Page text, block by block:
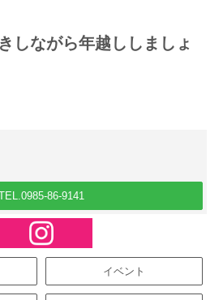
しながら年越ししましょ
86-9141
イベント